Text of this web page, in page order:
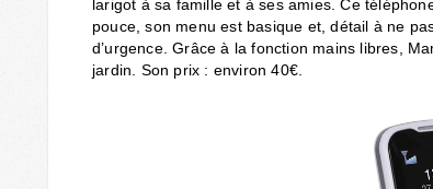
larigot à sa famille et à ses amies. Ce
pouce, son menu est basique et, détail à ne
d’urgence. Grâce à la fonction mains libres,
jardin. Son prix : environ 40€.